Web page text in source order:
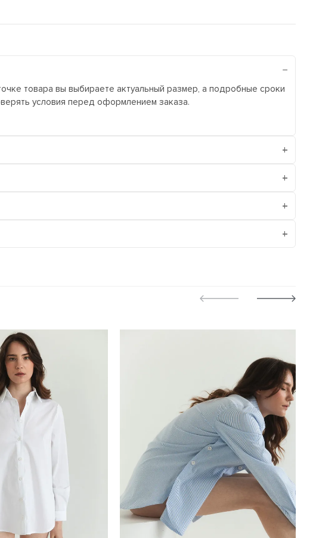
товара вы выбираете актуальный размер, а подробные сроки
условия перед оформлением заказа.